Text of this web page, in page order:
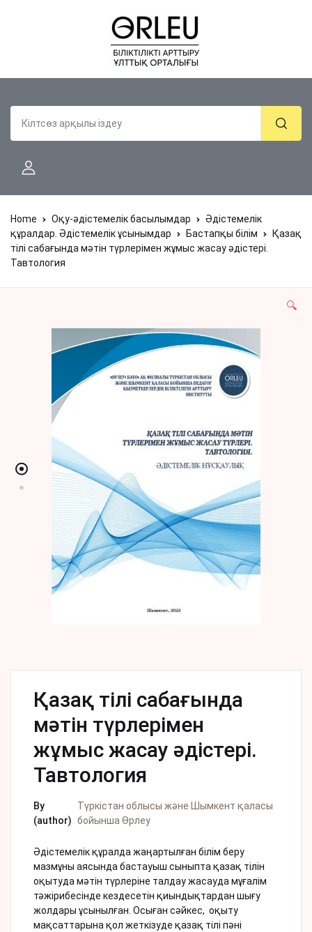
Home Оқу-әдістемелік басылымдар
Әдістемелік
құралдар. Әдістемелік ұсынымдар
Бастапқы білім
Қазақ
тілі сабағында мәтін түрлерімен жұмыс жасау әдістері.
Тавтология
🔍
Қазақ тілі сабағында
мәтін түрлерімен
жұмыс жасау әдістері.
Тавтология
By
(author)
Түркістан облысы және Шымкент қаласы
бойынша Өрлеу
Әдістемелік құралда жаңартылған білім беру
мазмұны аясында бастауыш сыныпта қазақ тілін
оқытуда мәтін түрлеріне талдау жасауда мұғалім
тәжірибесінде кездесетін қиындықтардан шығу
жолдары ұсынылған. Осыған сәйкес, оқыту
мақсаттарына қол жеткізуде қазақ тілі пәні